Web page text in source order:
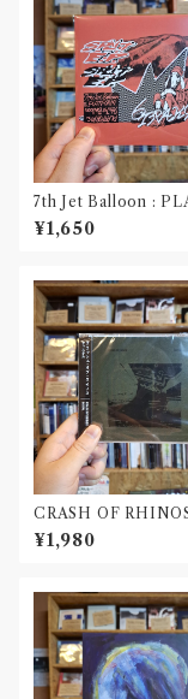
7th Jet Balloon :
M SPLIT EP(CD)〝長
〝大阪〟
¥1,650
CRASH OF
al(CD)
¥1,980